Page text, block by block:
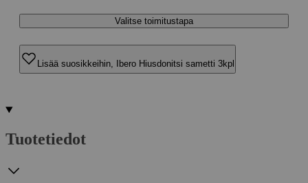
Valitse toimitustapa
Lisää suosikkeihin, Ibero Hiusdonitsi sametti 3kpl
Tuotetiedot